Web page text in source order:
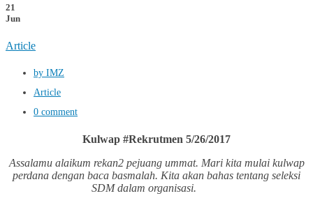
21
Jun
Article
by IMZ
Article
0 comment
Kulwap #Rekrutmen 5/26/2017
Assalamu alaikum rekan2 pejuang ummat. Mari kita mulai kulwap
perdana dengan baca basmalah. Kita akan bahas tentang seleksi
SDM dalam organisasi.